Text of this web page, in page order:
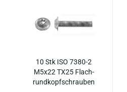
10 Stk ISO 7380-​2
M5x22 TX25 Flach­
rund­kopf­schrau­ben